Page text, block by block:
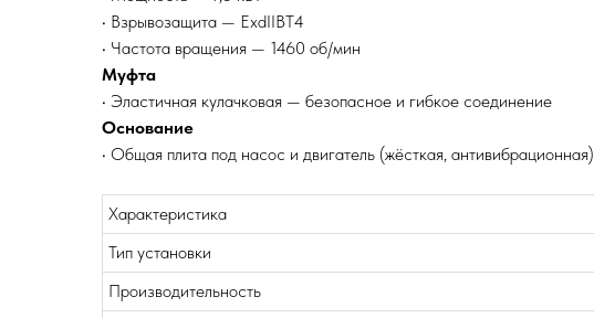
• Взрывозащита — ExdIIBT4
• Частота вращения — 1460 об/мин
Муфта
• Эластичная кулачковая — безопасное и гибкое соединение
Основание
• Общая плита под насос и двигатель (жёсткая, антивибрационная)
Характеристика
Тип установки
Производительность